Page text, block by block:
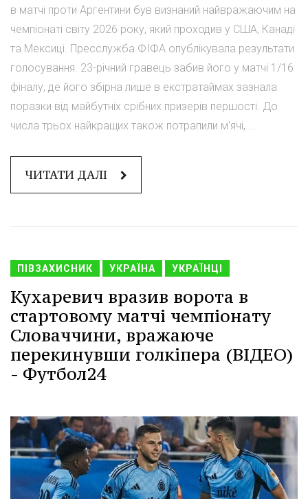
в матчі проти Аргентини був визнаний найвражаючим на
чемпіонаті світу 2026 року, який проходив у США, Канаді
та Мексиці. Пресслужба ФІФА опублікувала результати
голосування. 23-річний гравець забив його у матчі 1/16
фіналу, де його збірна лише в екстратаймах зазнала
поразки від майбутніх срібних призерів першості. До
числа трьох найкращих також потрапили м'ячі, ...
ЧИТАТИ ДАЛІ
ПІВЗАХИСНИК УКРАЇНА УКРАЇНЦІ
Кухаревич вразив ворота в
стартовому матчі чемпіонату
Словаччини, вражаюче
перекинувши голкіпера (ВІДЕО)
- Футбол24